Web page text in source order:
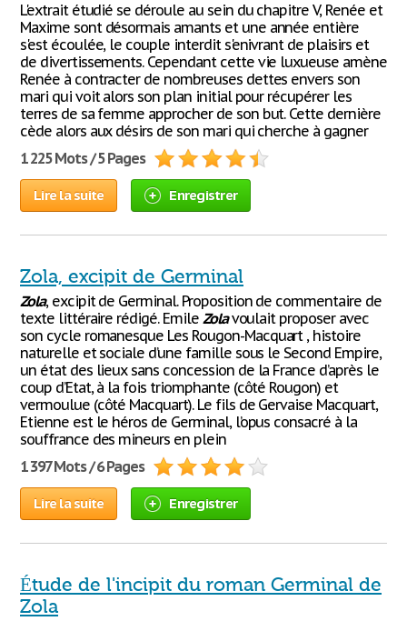
L'extrait étudié se déroule au sein du chapitre V, Renée et
Maxime sont désormais amants et une année entière
s'est écoulée, le couple interdit s'enivrant de plaisirs et
de divertissements. Cependant cette vie luxueuse amène
Renée à contracter de nombreuses dettes envers son
mari qui voit alors son plan initial pour récupérer les
terres de sa femme approcher de son but. Cette dernière
cède alors aux désirs de son mari qui cherche à gagner
1 225 Mots / 5 Pages
Lire la suite Enregistrer
Zola, excipit de Germinal
Zola, excipit de Germinal. Proposition de commentaire de
texte littéraire rédigé. Emile Zolavoulait proposer avec
son cycle romanesque Les Rougon-Macquart , histoire
naturelle et sociale d’une famille sous le Second Empire,
un état des lieux sans concession de la France d’après le
coup d’Etat, à la fois triomphante (côté Rougon) et
vermoulue (côté Macquart). Le fils de Gervaise Macquart,
Etienne est le héros de Germinal, l’opus consacré à la
souffrance des mineurs en plein
1 397 Mots / 6 Pages
Lire la suite Enregistrer
Étude de l'incipit du roman Germinal de
Zola